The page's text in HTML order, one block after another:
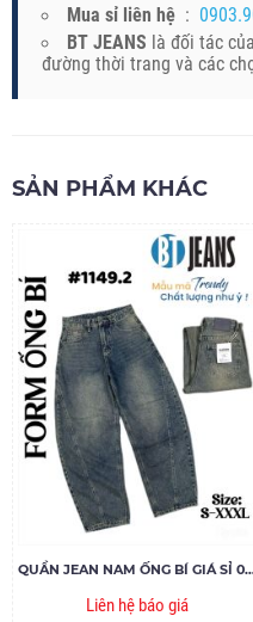
Mua sỉ liên hệ :
BT JEANS là đối tác
đường thời trang và các
SẢN PHẨM KHÁC
QUẦN JEAN NAM
Liên hệ báo giá